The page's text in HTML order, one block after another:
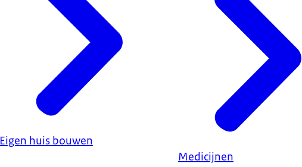
Eigen huis bouwen
Medicijnen